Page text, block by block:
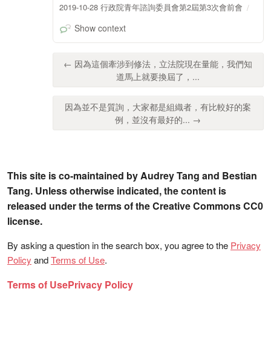
2019-10-28 行政院青年諮詢委員會第2屆第3次會前會
Show context
← 因為這個牽涉到修法，立法院現在量能，我們知
道馬上就要換屆了，...
因為並不是質詢，大家都是組織者，有比較好的案
例，並沒有最好的... →
This site is co-maintained by Audrey Tang and Bestian
Tang. Unless otherwise indicated, the content is
released under the terms of the Creative Commons CC0
license.
By asking a question in the search box, you agree to the Privacy
Policy andTerms of Use.
Terms of UsePrivacy Policy